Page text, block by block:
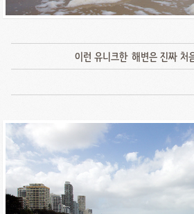
이런 유니크한 해변은 진짜 처